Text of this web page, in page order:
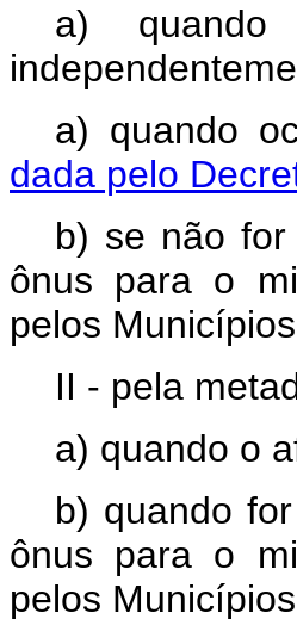
a)
a) quando
dada pelo
b) se não for
ônus para o
pelos
II - pela
a) quando o
b) quando
ônus para o
pelos